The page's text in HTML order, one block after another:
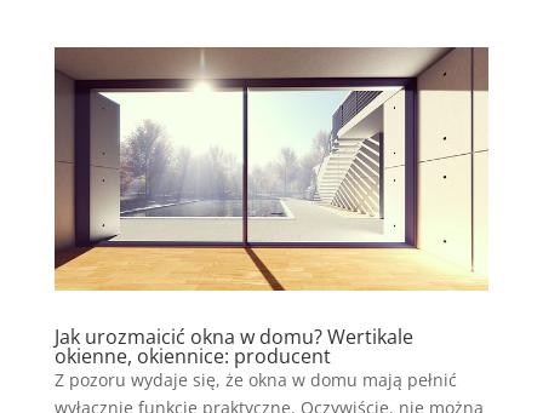
Jak urozmaicić okna w domu? Wertikale
okienne, okiennice: producent
Z pozoru wydaje się, że okna w domu mają pełnić
wyłącznie funkcje praktyczne. Oczywiście, nie można